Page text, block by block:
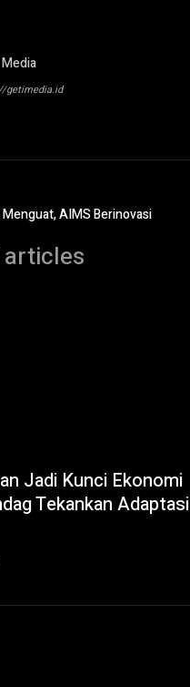
getimedia.id
AIMS Berinovasi
articles
Jadi Kunci Ekonomi
Tekankan Adaptasi